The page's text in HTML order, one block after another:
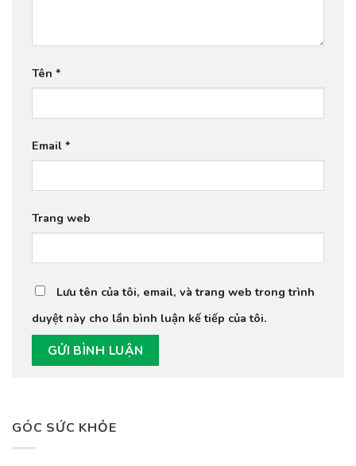
GÓC SỨC KHỎE
Tên *
Email *
Trang web
Lưu tên của tôi, email, và trang web trong trình
duyệt này cho lần bình luận kế tiếp của tôi.